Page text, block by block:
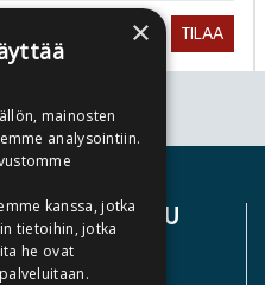
TILAA
loppu
YHTEYSTIEDOT
×
mainosten
analysointiin.
kanssa, jotka
tietoihin, jotka
he ovat